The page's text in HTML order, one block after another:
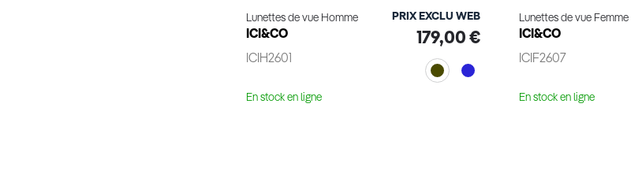
Lunettes de vue Homme
ICI&CO
ICIH2601
PRIX EXCLU WEB
179,00 €
En stock en ligne
Lunettes de vue Femme
ICI&CO
ICIF2607
En stock en ligne